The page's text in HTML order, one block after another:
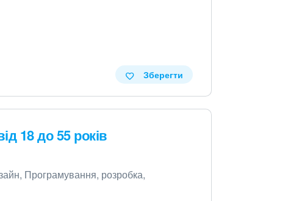
Зберегти
18 до 55 років
Програмування, розробка,